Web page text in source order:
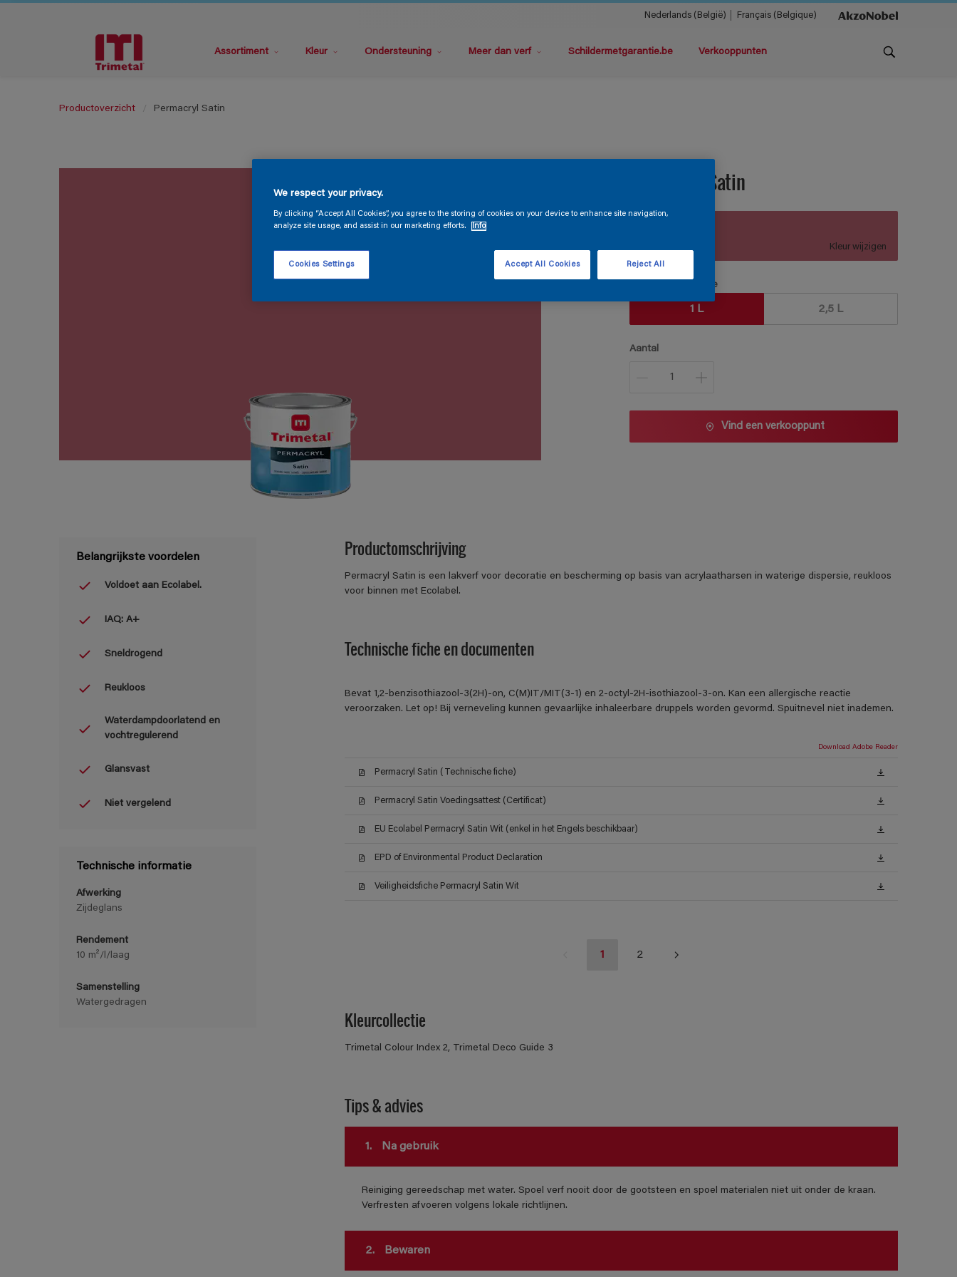
Nederlands (België) Français (Belgique)
Assortiment Kleur Ondersteuning Meer dan verf Schildermetgarantie.be Verkooppunten
Productoverzicht Permacryl Satin
Permacryl Satin
Kleur wijzigen
Verpakkingsgrootte
1 L 2,5 L
Aantal
Vind een verkooppunt
Belangrijkste voordelen
Voldoet aan Ecolabel.
IAQ: A+
Sneldrogend
Reukloos
Waterdampdoorlatend en
vochtregulerend
Glansvast
Niet vergelend
Technische informatie
Afwerking
Zijdeglans
Rendement
10 m²/l/laag
Samenstelling
Watergedragen
Productomschrijving
Permacryl Satin is een lakverf voor decoratie en bescherming op basis van acrylaatharsen in waterige dispersie, reukloos
voor binnen met Ecolabel.
Technische fiche en documenten
Bevat 1,2-benzisothiazool-3(2H)-on, C(M)IT/MIT(3-1) en 2-octyl-2H-isothiazool-3-on. Kan een allergische reactie
veroorzaken. Let op! Bij verneveling kunnen gevaarlijke inhaleerbare druppels worden gevormd. Spuitnevel niet inademen.
Download Adobe Reader
Permacryl Satin (Technische fiche)
Permacryl Satin Voedingsattest (Certificat)
EU Ecolabel Permacryl Satin Wit (enkel in het Engels beschikbaar)
EPD of Environmental Product Declaration
Veiligheidsfiche Permacryl Satin Wit
1 2
Kleurcollectie
Trimetal Colour Index 2, Trimetal Deco Guide 3
Tips & advies
1. Na gebruik
Reiniging gereedschap met water. Spoel verf nooit door de gootsteen en spoel materialen niet uit onder de kraan.
Verfresten afvoeren volgens lokale richtlijnen.
2. Bewaren
We respect your privacy.
By clicking “Accept All Cookies”, you agree to the storing of cookies on your device to enhance site navigation,
analyze site usage, and assist in our marketing efforts.
Info
Cookies Settings Reject All
Accept All Cookies